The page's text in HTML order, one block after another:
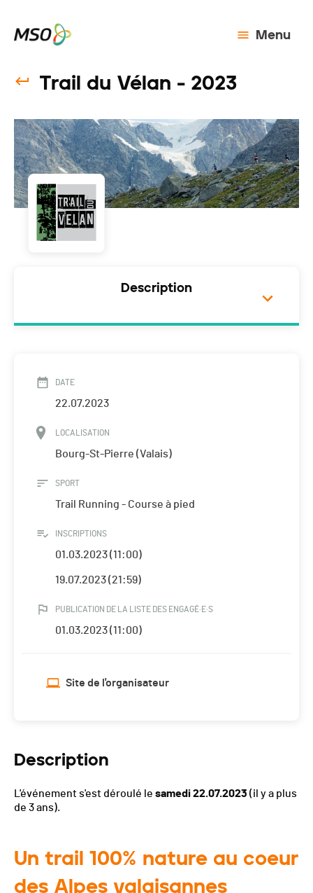
Menu
Trail du Vélan - 2023
Description
DATE
22.07.2023
LOCALISATION
Bourg-St-Pierre (Valais)
SPORT
Trail Running - Course à pied
INSCRIPTIONS
01.03.2023 (11:00)
19.07.2023 (21:59)
PUBLICATION DE LA LISTE DES ENGAGÉ·E·S
01.03.2023 (11:00)
Site de l'organisateur
Description
L'événement s'est déroulé le samedi 22.07.2023 (il y a plus
de 3 ans).
Un trail 100% nature au coeur
des Alpes valaisannes